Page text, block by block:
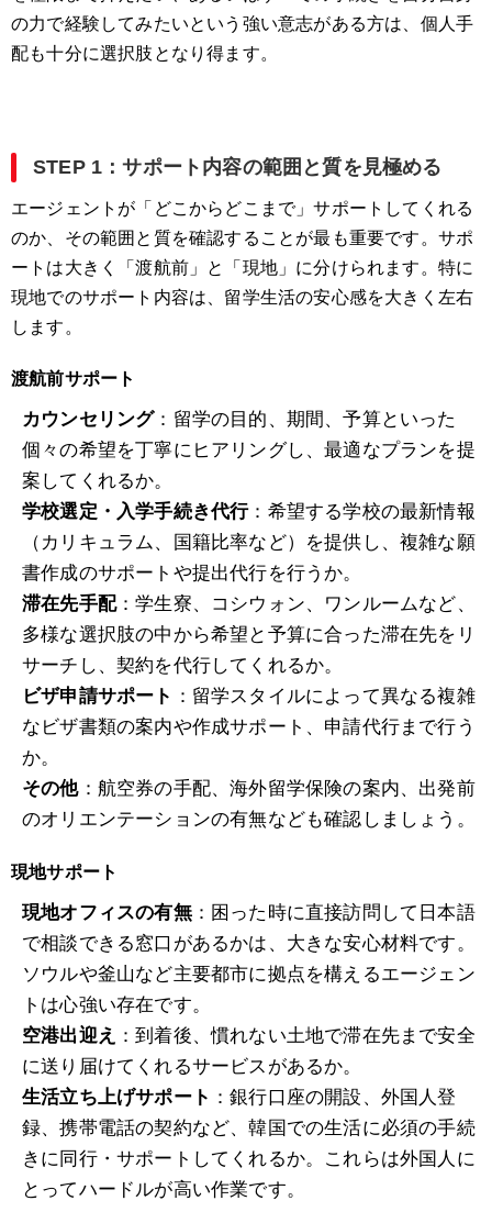
の力で経験してみたいという強い意志がある方は、個人手
配も十分に選択肢となり得ます。
STEP 1：サポート内容の範囲と質を見極める
エージェントが「どこからどこまで」サポートしてくれる
のか、その範囲と質を確認することが最も重要です。サポ
ートは大きく「渡航前」と「現地」に分けられます。特に
現地でのサポート内容は、留学生活の安心感を大きく左右
します。
渡航前サポート
カウンセリング：留学の目的、期間、予算といった
個々の希望を丁寧にヒアリングし、最適なプランを提
案してくれるか。
学校選定・入学手続き代行：希望する学校の最新情報
（カリキュラム、国籍比率など）を提供し、複雑な願
書作成のサポートや提出代行を行うか。
滞在先手配：学生寮、コシウォン、ワンルームなど、
多様な選択肢の中から希望と予算に合った滞在先をリ
サーチし、契約を代行してくれるか。
ビザ申請サポート ：留学スタイルによって異なる複雑
なビザ書類の案内や作成サポート、申請代行まで行う
か。
その他：航空券の手配、海外留学保険の案内、出発前
のオリエンテーションの有無なども確認しましょう。
現地サポート
現地オフィスの有無：困った時に直接訪問して日本語
で相談できる窓口があるかは、大きな安心材料です。
ソウルや釜山など主要都市に拠点を構えるエージェン
トは心強い存在です。
空港出迎え ：到着後、慣れない土地で滞在先まで安全
に送り届けてくれるサービスがあるか。
生活立ち上げサポート ：銀行口座の開設、外国人登
録、携帯電話の契約など、韓国での生活に必須の手続
きに同行・サポートしてくれるか。これらは外国人に
とってハードルが高い作業です。